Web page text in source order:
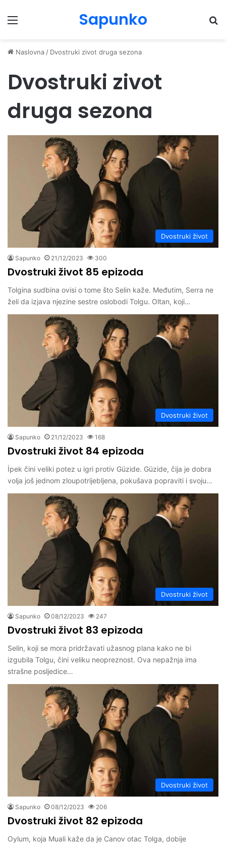
Menu Sapunko
Naslovna / Dvostruki zivot druga sezona
Dvostruki zivot
druga sezona
Dvostruki život
Sapunko 21/12/2023 300
Dvostruki život 85 epizoda
Tolgina sudbina ovisi o tome što Selin kaže. Međutim, Serra ne
želi da izjava njezine sestre oslobodi Tolgu. Oltan, koji…
Dvostruki život
Sapunko 21/12/2023 168
Dvostruki život 84 epizoda
İpek čini veliki potez u igri protiv Güzide. Güzide, čija je dobra
volja još jednom zloupotrijebljena, pokušava popraviti i svoju…
Dvostruki život
Sapunko 08/12/2023 247
Dvostruki život 83 epizoda
Selin, koji se mora pridržavati užasnog plana kako ne bi
izgubila Tolgu, čini veliku neopreznost. Ova nepažnja ima
strašne posljedice…
Dvostruki život
Sapunko 08/12/2023 206
Dvostruki život 82 epizoda
Oylum, koja Muali kaže da je Canov otac Tolga, dobije